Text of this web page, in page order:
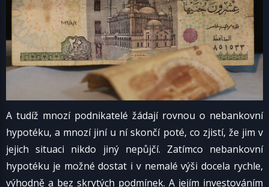
A tudíž mnozí podnikatelé žádají rovnou o nebankovní
hypotéku, a mnozí jiní u ní skončí poté, co zjistí, že jim v
jejich situaci nikdo jiný nepůjčí. Zatímco nebankovní
hypotéku je možné dostat i v nemalé výši docela rychle,
výhodně a bez skrytých podmínek. A jejím investováním